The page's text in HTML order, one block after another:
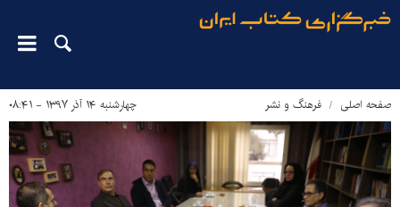
صفحه اصلی فرهنگ و نشر چهارشنبه ۱۴ آذر ۱۳۹۷ - ۰۸:۴۱